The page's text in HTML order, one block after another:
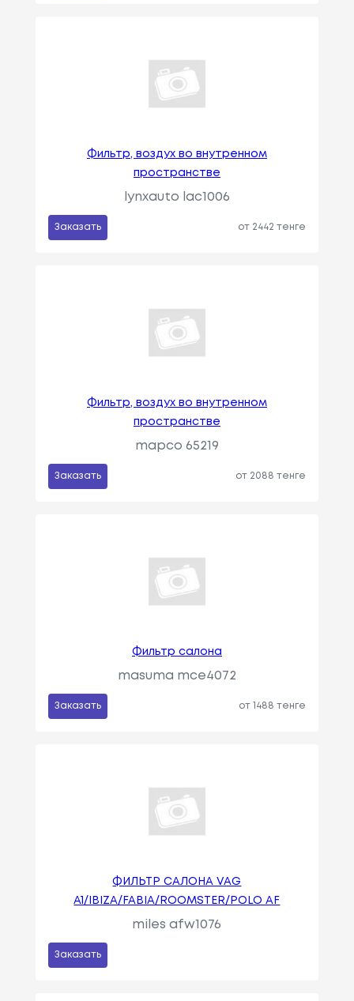
Фильтр, воздух во внутренном
пространстве
lynxauto lac1006
Заказать от 2442 тенге
Фильтр, воздух во внутренном
пространстве
mapco 65219
Заказать от 2088 тенге
Фильтр салона
masuma mce4072
Заказать от 1488 тенге
ФИЛЬТР САЛОНА VAG
A1/IBIZA/FABIA/ROOMSTER/POLO AF
miles afw1076
Заказать